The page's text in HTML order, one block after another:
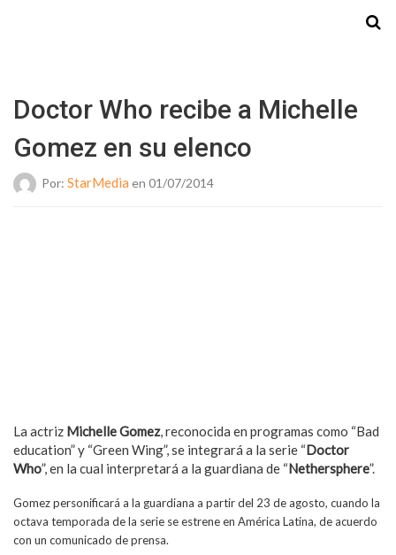
Doctor Who recibe a Michelle
Gomez en su elenco
Por: StarMedia en 01/07/2014
La actriz Michelle Gomez, reconocida en programas como “Bad
education” y “Green Wing”, se integrará a la serie “Doctor
Who”, en la cual interpretará a la guardiana de “Nethersphere”.
Gomez personificará a la guardiana a partir del 23 de agosto, cuando la
octava temporada de la serie se estrene en América Latina, de acuerdo
con un comunicado de prensa.